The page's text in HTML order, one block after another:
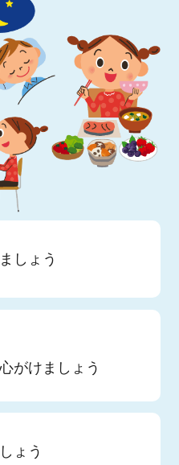
しょう
がけましょう
ょう